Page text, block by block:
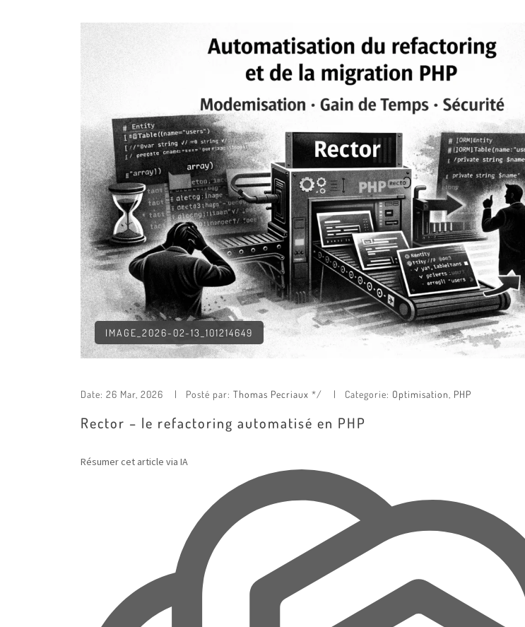
IMAGE_2026-02-13_101214649
Date: 26 Mar, 2026 Posté par: Thomas Pecriaux */ Categorie: Optimisation PHP
Rector – le refactoring automatisé en PHP
Résumer cet article via IA